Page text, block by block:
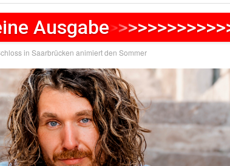
Ausgabe>>>>>>>>>>>
in Saarbrücken animiert den Sommer